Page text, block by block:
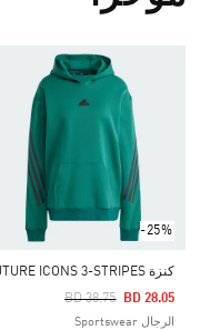
-25%
كنزة FUTURE ICONS 3-STRIPES
Price Reduced From
BD 38.75
To BD 28.05
الرجال Sportswear